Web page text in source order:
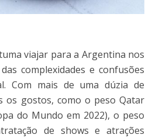
viajar para a Argentina nos
complexidades e confusões
Com mais de uma dúzia de
os gostos, como o peso Qatar
do Mundo em 2022), o peso
de shows e atrações